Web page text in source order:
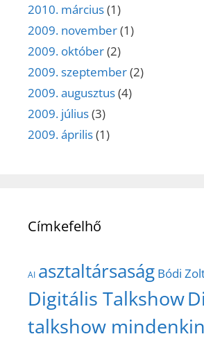
2010. március(1)
2009. november(1)
2009. október(2)
2009. szeptember(2)
2009. augusztus(4)
2009. július(3)
2009. április(1)
Címkefelhő
AI asztaltársaság Bódi
Digitális Talkshow
talkshow